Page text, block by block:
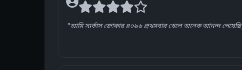
"আমি সার্কাস জোকার ৪০৯৬ প্রথমবার খেলে অনেক আনন্দ